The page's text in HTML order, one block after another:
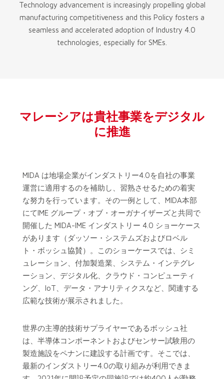
Technology advancement is increasingly propelling global
manufacturing competitiveness and this Policy fosters a
seamless and accelerated adoption of Industry 4.0
technologies, especially for SMEs.
マレーシアは貴社事業をデジタル
に推進
MIDA は地場企業がインダストリー4.0を自社の事業
運営に適用するのを補助し、習熟させるための着実
な努力を行っています。その一例として、MIDA本部
にてIME グループ・オブ・オーガナイザーズと共同で
開催した MIDA-IME インダストリー 4.0 ショーケース
があります（ダッソー・システムズおよびロベル
ト・ボッシュ協賛）。このショーケースでは、シミ
ュレーション、付加製造業、システム・インテグレ
ーション、デジタル化、クラウド・コンピューティ
ング、IoT、データ・アナリティクスなど、関連する
広範な技術が展示されました。
世界の主導的技術サプライヤーであるボッシュ社
は、半導体コンポーネントおよびセンサー試験用の
製造施設をペナンに建設する計画です。そこでは、
最新のインダストリー4.0の取り組みが利用できま